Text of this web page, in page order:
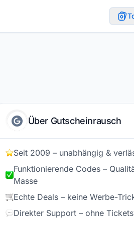
Über Gutscheinrausch
Seit 2009 – unabhängig &
Funktionierende Codes –
Masse
Echte Deals – keine Werbe-
Direkter Support – ohne